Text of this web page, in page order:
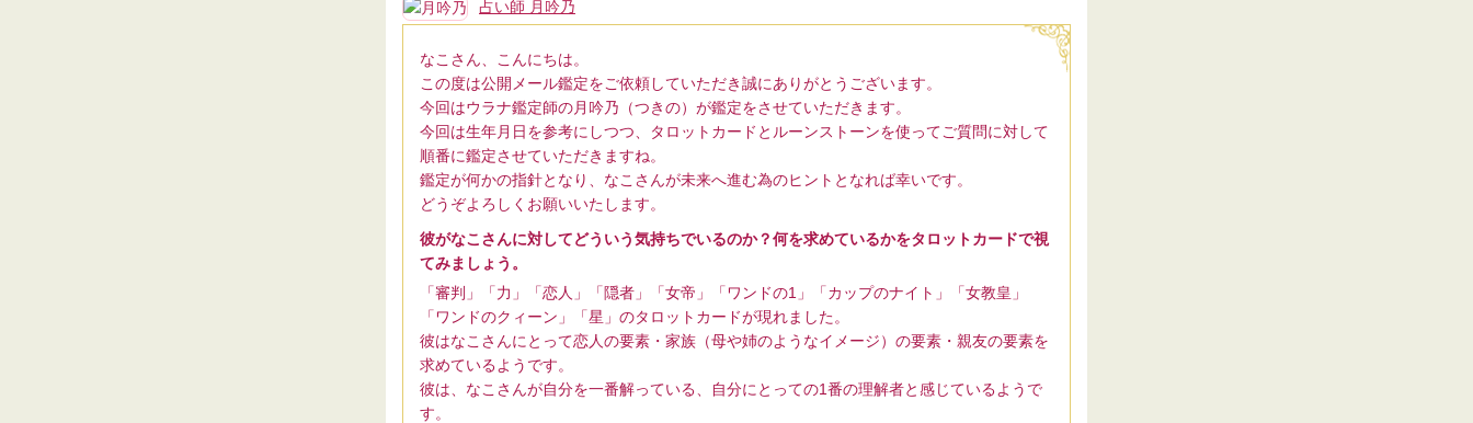
占い師 月吟乃
なこさん、こんにちは。
この度は公開メール鑑定をご依頼していただき誠にありがとうございます。
今回はウラナ鑑定師の月吟乃（つきの）が鑑定をさせていただきます。
今回は生年月日を参考にしつつ、タロットカードとルーンストーンを使ってご質問に対して
順番に鑑定させていただきますね。
鑑定が何かの指針となり、なこさんが未来へ進む為のヒントとなれば幸いです。
どうぞよろしくお願いいたします。
彼がなこさんに対してどういう気持ちでいるのか？何を求めているかをタロットカードで視
てみましょう。
「審判」「力」「恋人」「隠者」「女帝」「ワンドの1」「カップのナイト」「女教皇」
「ワンドのクィーン」「星」のタロットカードが現れました。
彼はなこさんにとって恋人の要素・家族（母や姉のようなイメージ）の要素・親友の要素を
求めているようです。
彼は、なこさんが自分を一番解っている、自分にとっての1番の理解者と感じているようで
す。